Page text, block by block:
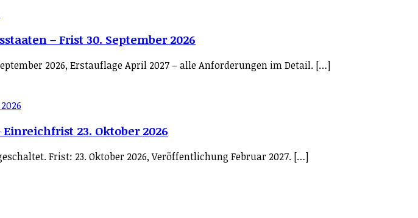
– Frist 30. September 2026
2026, Erstauflage April 2027 – alle Anforderungen im Detail. […]
23. Oktober 2026
Frist: 23. Oktober 2026, Veröffentlichung Februar 2027. […]